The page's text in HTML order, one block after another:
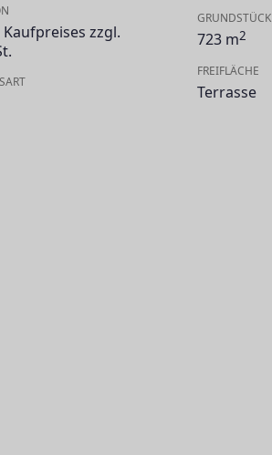
Kaufpreises zzgl.
GRUNDSTÜCK
723 m2
FREIFLÄCHE
Terrasse